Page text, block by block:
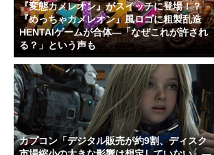
『変態カメレオン』がスイッチに登場！？
『めっちゃカメレオン』風ロゴに粗製乱造
HENTAIゲームが合体―「なぜこれが許され
る？」という声も
カプコン「デジタル販売が約9割、ディスク